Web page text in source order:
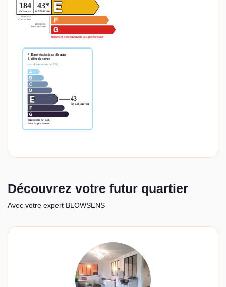
Découvrez votre futur quartier
Avec votre expert BLOWSENS